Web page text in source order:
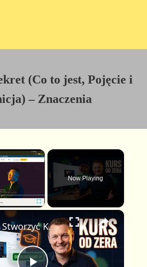
(Co to jest, Pojęcie i
– Znaczenia
×
u
l
l
s
Now Playing
×
🎓 Jak Stworzyć Kurs Online od Zera — Pełny Tutorial dla Początkujących (Rejestracji do Publikacji)